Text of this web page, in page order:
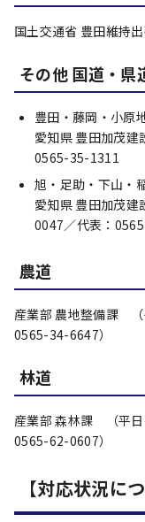
国土交通省 豊田維持
その他 国道・県
豊田・藤岡・小原
愛知県 豊田加茂
0565-35-1311
旭・足助・下山・
愛知県 豊田加茂
0047／代表：
農道
産業部 農地整備課 （
0565-34-6647）
林道
産業部 森林課 （平日
0565-62-0607）
【対応状況に